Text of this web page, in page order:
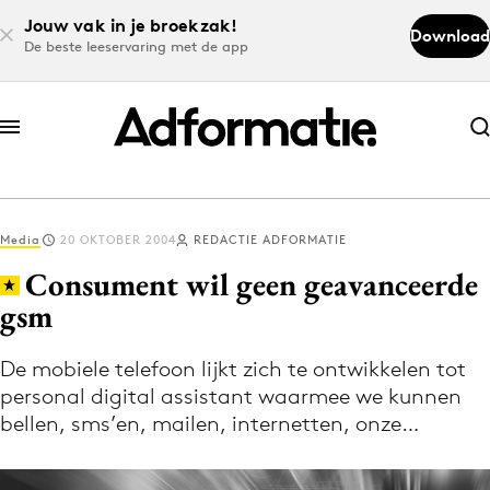
Jouw vak in je broekzak!
De beste leeservaring met de app
Download
Abonneer nu
Abonneer nu
Log in
Volg het laatste nieuws via de Adformatie
Nieuws app
Media 20 OKTOBER 2004 REDACTIE ADFORMATIE
Consument wil geen geavanceerde
gsm
De mobiele telefoon lijkt zich te ontwikkelen tot
personal digital assistant waarmee we kunnen
bellen, sms’en, mailen, internetten, onze…